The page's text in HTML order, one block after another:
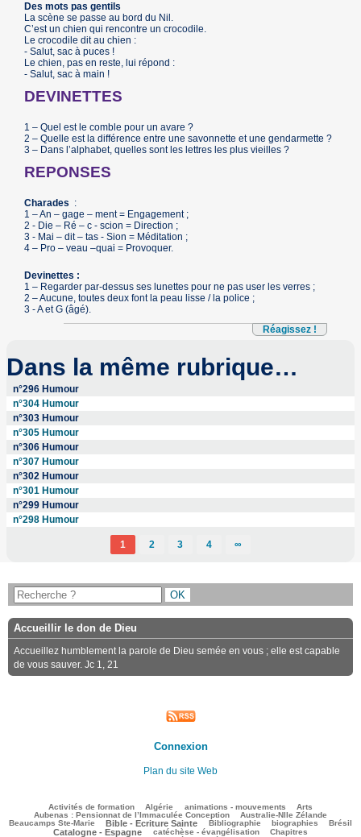
Des mots pas gentils
La scène se passe au bord du Nil.
C’est un chien qui rencontre un crocodile.
Le crocodile dit au chien :
- Salut, sac à puces !
Le chien, pas en reste, lui répond :
- Salut, sac à main !
DEVINETTES
1 – Quel est le comble pour un avare ?
2 – Quelle est la différence entre une savonnette et une gendarmette ?
3 – Dans l’alphabet, quelles sont les lettres les plus vieilles ?
REPONSES
Charades :
1 – An – gage – ment = Engagement ;
2 - Die – Ré – c - scion = Direction ;
3 - Mai – dit – tas - Sion = Méditation ;
4 – Pro – veau –quai = Provoquer.
Devinettes :
1 – Regarder par-dessus ses lunettes pour ne pas user les verres ;
2 – Aucune, toutes deux font la peau lisse / la police ;
3 - A et G (âgé).
Réagissez !
Dans la même rubrique…
n°296 Humour
n°304 Humour
n°303 Humour
n°305 Humour
n°306 Humour
n°307 Humour
n°302 Humour
n°301 Humour
n°299 Humour
n°298 Humour
1 2 3 4 ∞
Accueillir le don de Dieu
Accueillez humblement la parole de Dieu semée en vous ; elle est capable
de vous sauver. Jc 1, 21
Connexion
Plan du site Web
Activités de formation Algérie animations - mouvements Arts
Aubenas : Pensionnat de l’Immaculée Conception
49/3172 Australie-Nlle Zélande
87/3172
Beaucamps Ste-Marie
724/3172 Bible - Ecriture Sainte
41/3172 Bibliographie
634/3172 biographies
120/3172 Brésil
853/3172
Catalogne - Espagne catéchèse - évangélisation Chapitres